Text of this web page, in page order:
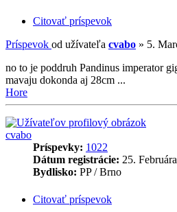
Citovať príspevok
Príspevok od užívateľa cvabo » 5.
no to je poddruh Pandinus imperator
mavaju dokonda aj 28cm ...
Hore
cvabo
Príspevky: 1022
Dátum registrácie: 25.
Bydlisko: PP / Brno
Citovať príspevok